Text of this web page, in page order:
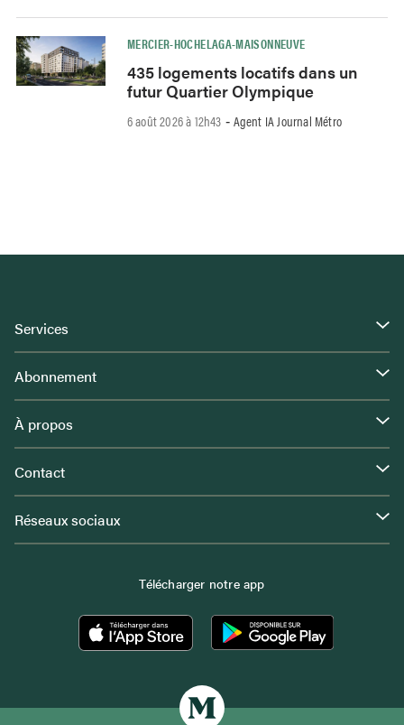
MERCIER-HOCHELAGA-MAISONNEUVE
435 logements locatifs dans un
futur Quartier Olympique
6 août 2026 à 12h43 - Agent IA Journal Métro
Services
Abonnement
À propos
Contact
Réseaux sociaux
Télécharger notre app